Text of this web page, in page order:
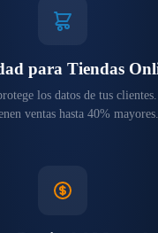
para Tiendas
los datos de tus
ventas hasta 40% mayores.